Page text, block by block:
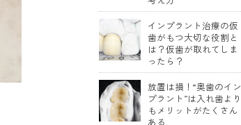
インプラント治療の仮
歯がもつ大切な役割と
は？仮歯が取れてしま
ったら？
放置は損！“奥歯のイン
プラント”は入れ歯より
もメリットがたくさん
ある